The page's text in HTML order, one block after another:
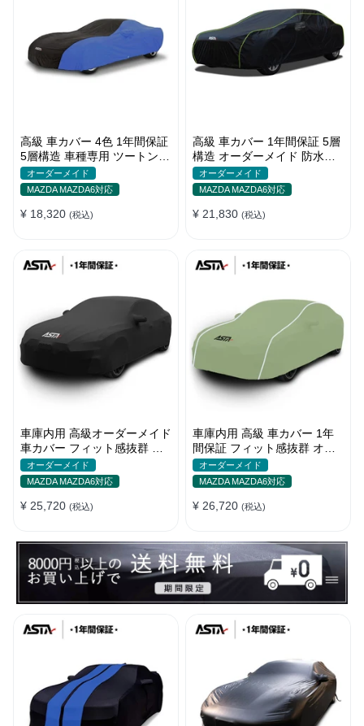
高級 車カバー 4色 1年間保証
5層構造 車種専用 ツートンカ
ラー オーダーメイド 防水 耐
久性
オーダーメイド
MAZDA MAZDA6対応
¥ 18,320 (税込)
高級 車カバー 1年間保証 5層
構造 オーダーメイド 防水防
塵 裏起毛 車種専用
オーダーメイド
MAZDA MAZDA6対応
¥ 21,830 (税込)
車庫内用 高級オーダーメイド
車カバー フィット感抜群 水
洗いOK 防塵防汚 傷防止 おし
ゃれ
オーダーメイド
MAZDA MAZDA6対応
¥ 25,720 (税込)
車庫内用 高級 車カバー 1年
間保証 フィット感抜群 オー
ダーメイド 水洗いOK おしゃ
れ 耐久性
オーダーメイド
MAZDA MAZDA6対応
¥ 26,720 (税込)